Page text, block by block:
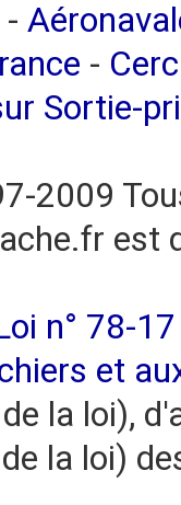
-
-
Sortie-
2009
est
n° 78-
et
la loi),
la loi)